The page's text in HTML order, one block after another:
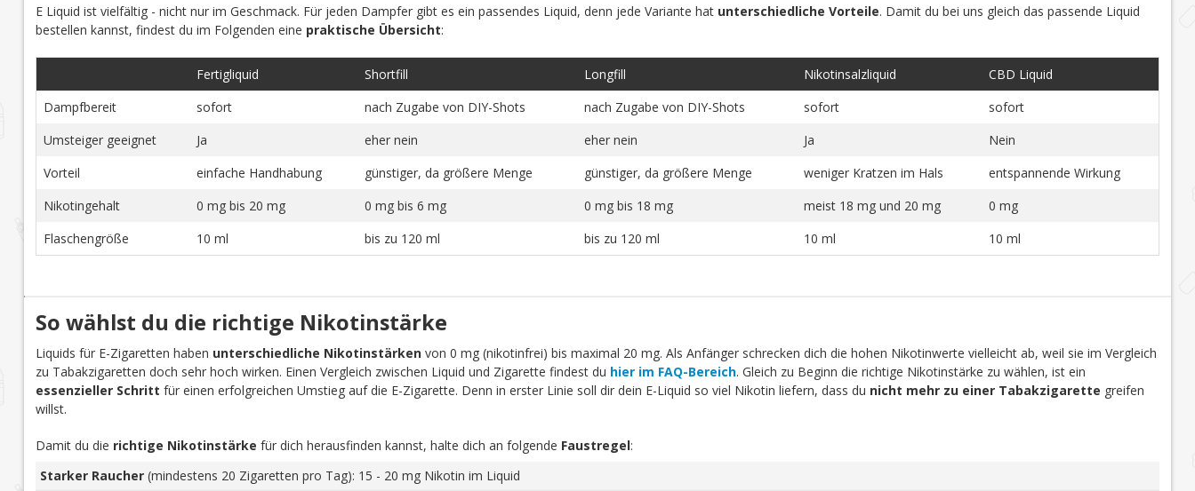
E Liquid ist vielfältig - nicht nur im Geschmack. Für jeden Dampfer gibt es ein passendes Liquid, denn jede Variante hat unterschiedliche Vorteile. Damit du bei uns gleich das passende Liquid
bestellen kannst, findest du im Folgenden eine praktische Übersicht:
Fertigliquid Shortfill Longfill Nikotinsalzliquid
CBD Liquid
Dampfbereit
sofort nach Zugabe von DIY-Shots nach Zugabe von DIY-Shots sofort
sofort
Umsteiger geeignet
Ja eher nein eher nein Ja
Nein
Vorteil
einfache Handhabung günstiger, da größere Menge günstiger, da größere Menge weniger Kratzen im Hals
entspannende Wirkung
Nikotingehalt
0 mg bis 20 mg 0 mg bis 6 mg 0 mg bis 18 mg meist 18 mg und 20 mg
0 mg
Flaschengröße
10 ml bis zu 120 ml bis zu 120 ml 10 ml 10 ml
So wählst du die richtige Nikotinstärke
Liquids für E-Zigaretten haben unterschiedliche Nikotinstärkenvon 0 mg (nikotinfrei) bis maximal 20 mg. Als Anfänger schrecken dich die hohen Nikotinwerte vielleicht ab, weil sie im Vergleich
zu Tabakzigaretten doch sehr hoch wirken. Einen Vergleich zwischen Liquid und Zigarette findest du hier im FAQ-Bereich. Gleich zu Beginn die richtige Nikotinstärke zu wählen, ist ein
essenzieller Schritt für einen erfolgreichen Umstieg auf die E-Zigarette. Denn in erster Linie soll dir dein E-Liquid so viel Nikotin liefern, dass du nicht mehr zu einer Tabakzigarette greifen
willst.
Damit du die richtige Nikotinstärke für dich herausfinden kannst, halte dich an folgende Faustregel:
Starker Raucher(mindestens 20 Zigaretten pro Tag): 15 - 20 mg Nikotin im Liquid